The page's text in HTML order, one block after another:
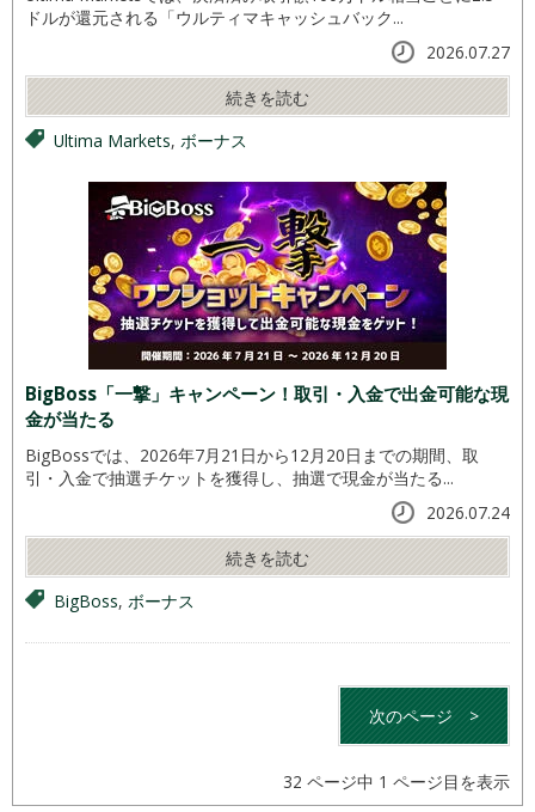
ドルが還元される「ウルティマキャッシュバック...
2026.07.27
続きを読む
Ultima Markets, ボーナス
BigBoss「一撃」キャンペーン！取引・入金で出金可能な現
金が当たる
BigBossでは、2026年7月21日から12月20日までの期間、取
引・入金で抽選チケットを獲得し、抽選で現金が当たる...
2026.07.24
続きを読む
BigBoss, ボーナス
次のページ >
32 ページ中 1 ページ目を表示